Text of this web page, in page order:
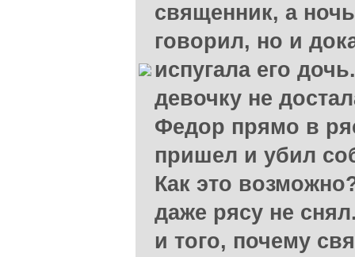
священник, а
говорил, но и
испугала его
девочку не
Федор прямо в
пришел и убил
Как это
даже рясу не
и того, почему